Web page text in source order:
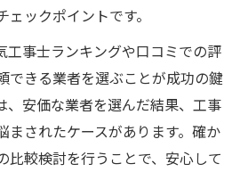
ックポイントです。
工事士ランキングや口コミでの評
できる業者を選ぶことが成功の鍵
、安価な業者を選んだ結果、工事
まされたケースがあります。確か
比較検討を行うことで、安心して